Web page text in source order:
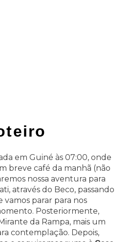
em Guiné às 07:00, onde
breve café da manhã (não
nossa aventura para
através do Beco, passando
vamos parar para nos
Posteriormente,
da Rampa, mais um
contemplação. Depois,